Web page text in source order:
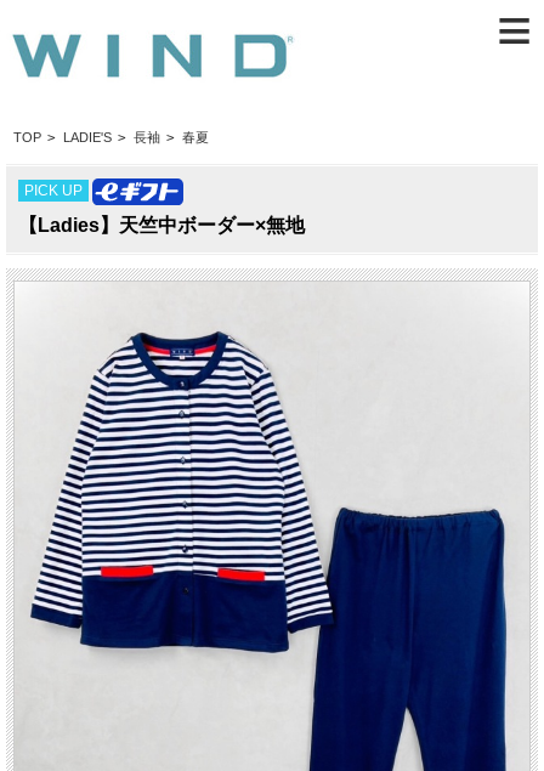
TOP > LADIE'S > 長袖 > 春夏
PICK UP
【Ladies】天竺中ボーダー×無地
≡